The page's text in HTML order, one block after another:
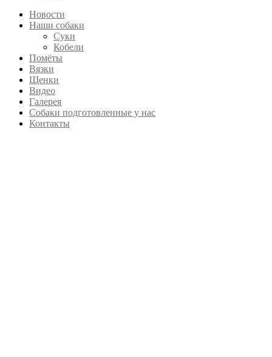
Новости
Наши собаки
Суки
Кобели
Помёты
Вязки
Щенки
Видео
Галерея
Собаки подготовленные у нас
Контакты